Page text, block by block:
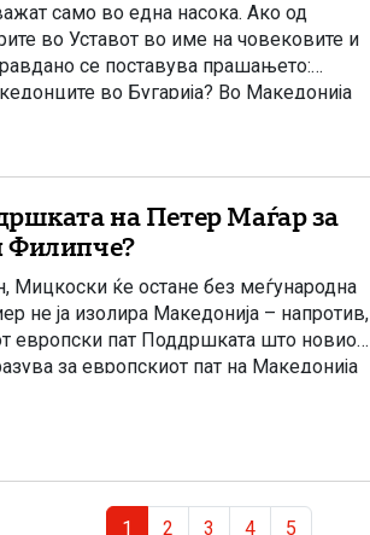
само во една насока. Ако од
во Уставот во име на човековите и
се поставува прашањето:
во Бугарија? Во Македонија
како Бугарин, […]
на Петер Маѓар за
Филипче?
ќе остане без меѓународна
не ја изолира Македонија – напротив,
европски пат Поддршката што новиот
за европскиот пат на Македонија
во Бугарија. Но, по
Current Page
1 Page
2 Page
3 Page
4 Page
5